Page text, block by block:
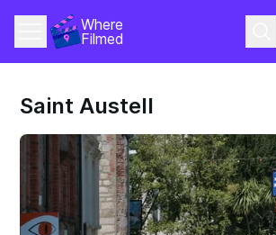
Where
Filmed
Saint Austell